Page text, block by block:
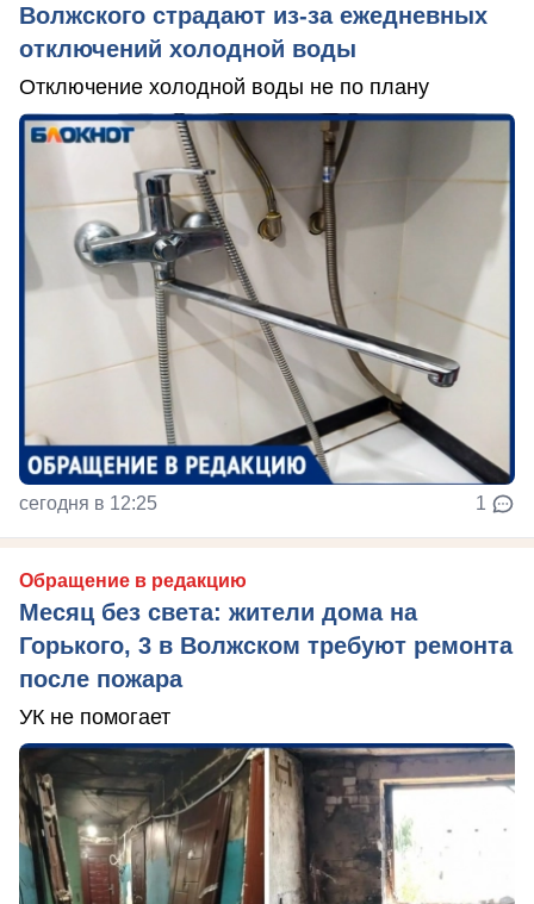
Волжского страдают из‑за ежедневных
отключений холодной воды
Отключение холодной воды не по плану
сегодня в 12:25 1
Обращение в редакцию
Месяц без света: жители дома на
Горького, 3 в Волжском требуют ремонта
после пожара
УК не помогает